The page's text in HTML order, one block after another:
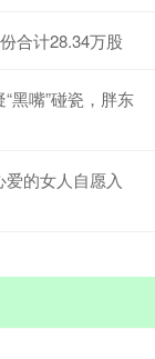
合计28.34万股
黑嘴”碰瓷，胖东
的女人自愿入